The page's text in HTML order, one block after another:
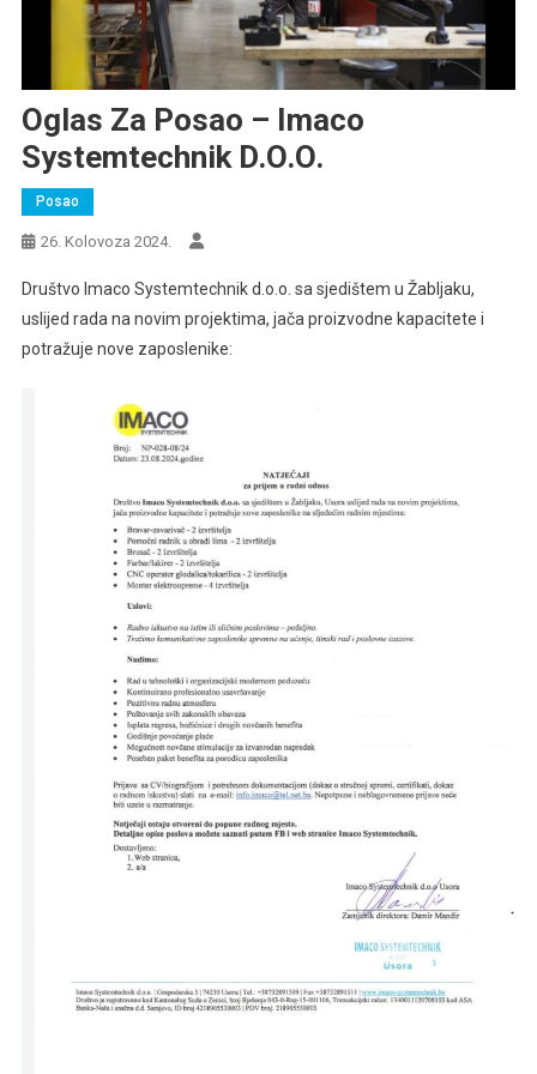
Oglas Za Posao – Imaco
Systemtechnik D.o.o.
Posao
26. Kolovoza 2024.
Društvo Imaco Systemtechnik d.o.o. sa sjedištem u Žabljaku,
uslijed rada na novim projektima, jača proizvodne kapacitete i
potražuje nove zaposlenike: